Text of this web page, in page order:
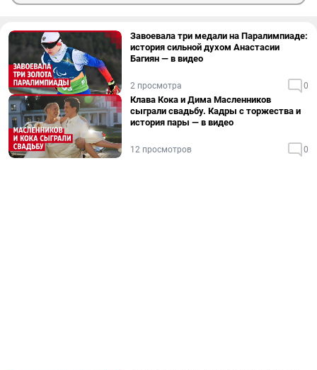
Завоевала три медали на Паралимпиаде:
история сильной духом Анастасии
Багиян — в видео
2 просмотра 0
Клава Кока и Дима Масленников
сыграли свадьбу. Кадры с торжества и
история пары — в видео
12 просмотров 0